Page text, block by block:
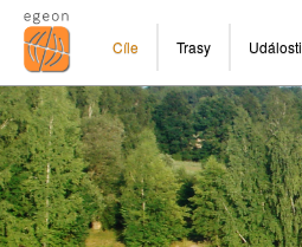
Cíle Trasy Události